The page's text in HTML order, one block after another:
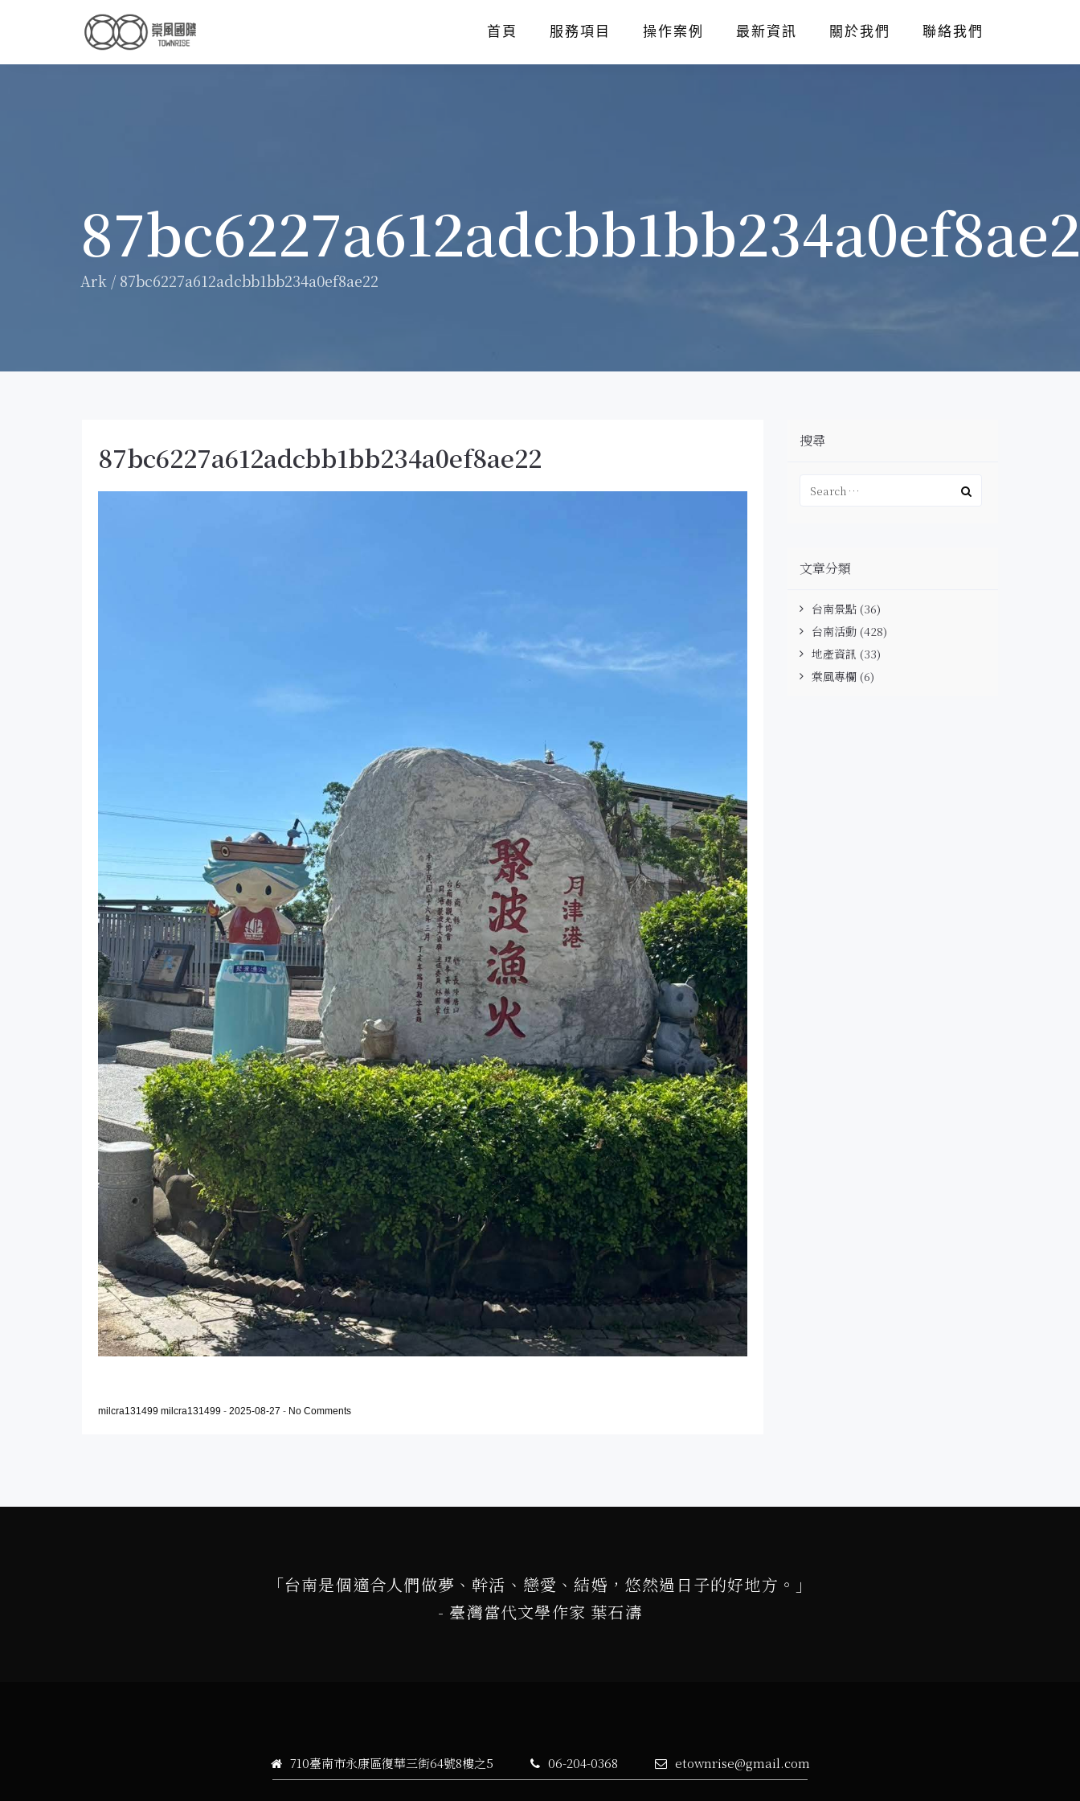
首頁 服務項目 操作案例 最新資訊 關於我們 聯絡我們
Ark / 87bc6227a612adcbb1bb234a0ef8ae22
87bc6227a612adcbb1bb234a0ef8ae22
milcra131499 milcra131499 - 2025-08-27 - No Comments
搜尋
文章分類
台南景點(36)
台南活動(428)
地產資訊 (33)
棠風專欄(6)
「台南是個適合人們做夢、幹活、戀愛、結婚，悠然過日子的好地方。」
- 臺灣當代文學作家 葉石濤
710臺南市永康區復華三街64號8樓之5 06-204-0368 etownrise@gmail.com